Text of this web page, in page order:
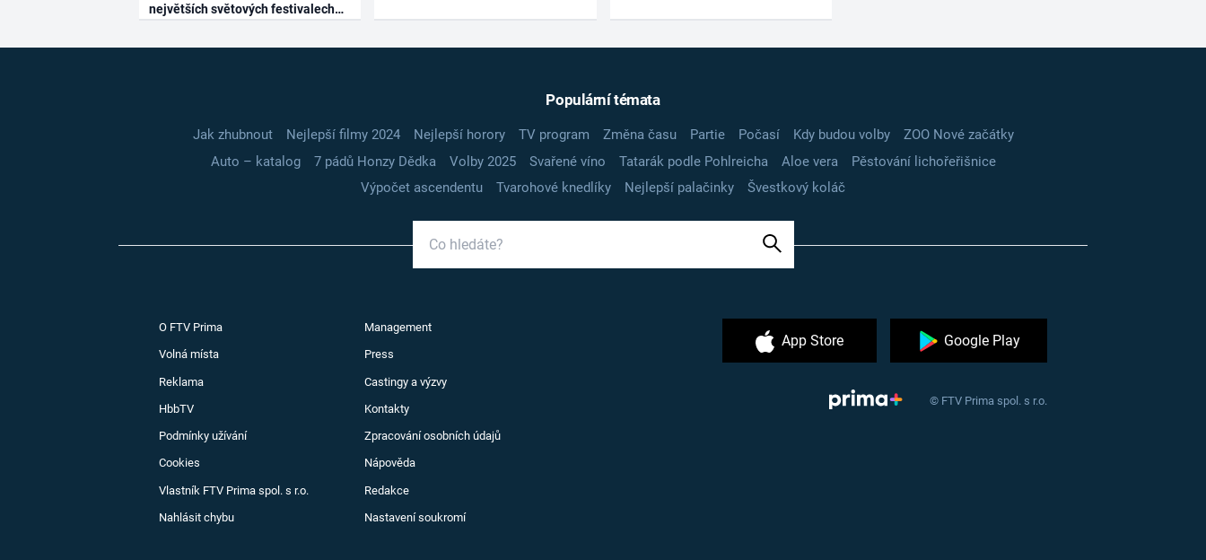
největších světových festivalech
Populární témata
Jak zhubnout Nejlepší filmy 2024 Nejlepší horory TV program Změna času Partie Počasí Kdy budou volby
ZOO Nové začátky
Auto – katalog
7 pádů Honzy Dědka Volby 2025 Svařené víno Tatarák podle Pohlreicha Aloe vera
Pěstování lichořeřišnice
Výpočet ascendentu
Tvarohové knedlíky Nejlepší palačinky Švestkový koláč
O FTV Prima Management
Volná místa Press
Reklama Castingy a výzvy
HbbTV Kontakty
Podmínky užívání Zpracování osobních údajů
Cookies Nápověda
Vlastník FTV Prima spol. s r.o. Redakce
Nahlásit chybu Nastavení soukromí
App Store Google Play
© FTV Prima spol. s r.o.